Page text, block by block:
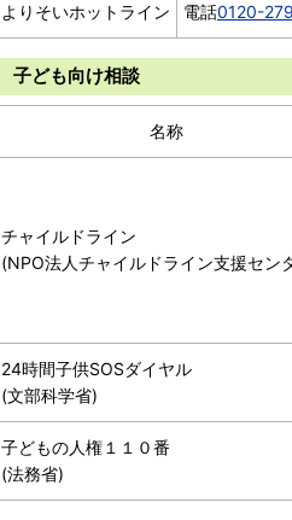
よりそいホットライン 電話0120-
子ども向け相談
名称
チャイルドライン
(NPO法人チャイルドライン支援セン
24時間子供SOSダイヤル
(文部科学省)
子どもの人権１１０番
(法務省)